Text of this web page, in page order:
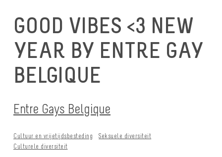
GOOD VIBES <3 NEW
YEAR BY ENTRE GAY
BELGIQUE
Entre Gays Belgique
Cultuur en vrijetijdsbesteding
Seksuele diversiteit
Culturele diversiteit